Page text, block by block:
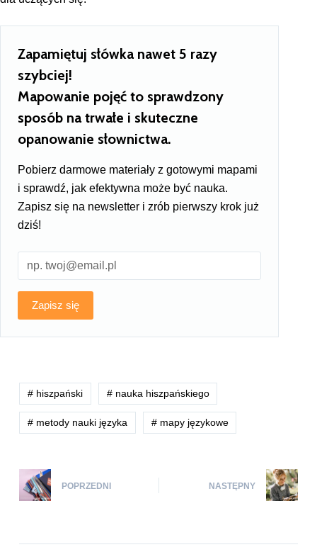
Zapamiętuj słówka nawet 5 razy
szybciej!
Mapowanie pojęć to sprawdzony
sposób na trwałe i skuteczne
opanowanie słownictwa.
Pobierz darmowe materiały z gotowymi mapami
i sprawdź, jak efektywna może być nauka.
Zapisz się na newsletter i zrób pierwszy krok już
dziś!
Zapisz się
# hiszpański # nauka hiszpańskiego
# metody nauki języka # mapy językowe
POPRZEDNI NASTĘPNY